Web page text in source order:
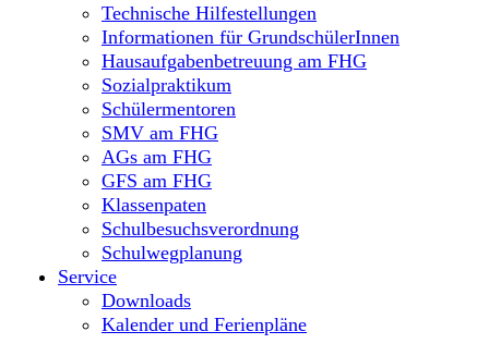
Technische Hilfestellungen
Informationen für GrundschülerInnen
Hausaufgabenbetreuung am FHG
Sozialpraktikum
Schülermentoren
SMV am FHG
AGs am FHG
GFS am FHG
Klassenpaten
Schulbesuchsverordnung
Schulwegplanung
Service
Downloads
Kalender und Ferienpläne